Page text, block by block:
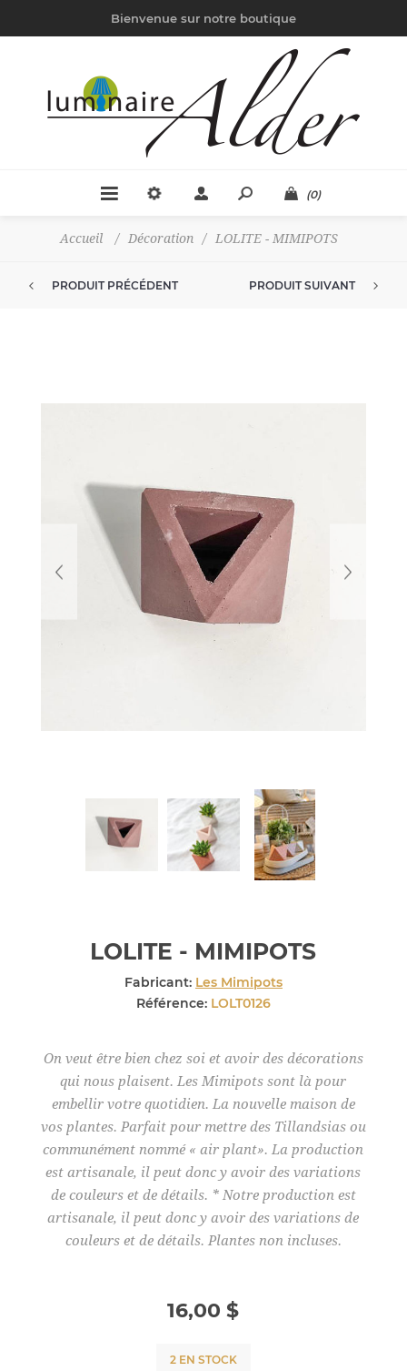
Bienvenue sur notre boutique
(0)
Accueil / Décoration / LOLITE - MIMIPOTS
PRODUIT PRÉCÉDENT PRODUIT SUIVANT
LOLITE - MIMIPOTS
Fabricant: Les Mimipots
Référence: LOLT0126
On veut être bien chez soi et avoir des décorations
qui nous plaisent. Les Mimipots sont là pour
embellir votre quotidien. La nouvelle maison de
vos plantes. Parfait pour mettre des Tillandsias ou
communément nommé « air plant». La production
est artisanale, il peut donc y avoir des variations
de couleurs et de détails. * Notre production est
artisanale, il peut donc y avoir des variations de
couleurs et de détails. Plantes non incluses.
16,00 $
2 EN STOCK